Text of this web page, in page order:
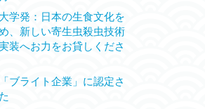
大学発：日本の生食文化を
、新しい寄生虫殺虫技術
装へお力をお貸しくださ
ブライト企業」に認定さ